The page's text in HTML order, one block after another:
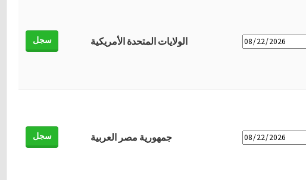
الولايات المتحدة الأمريكية سجل
جمهورية مصر العربية سجل